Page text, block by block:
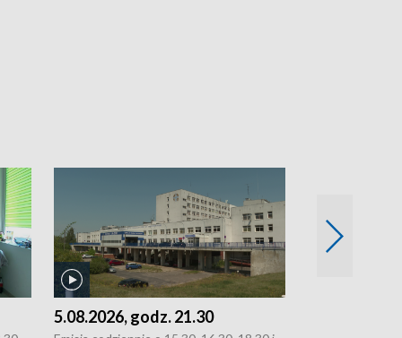
5.08.2026, godz. 21.30